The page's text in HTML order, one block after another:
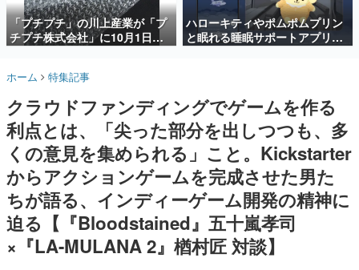
新世代に訊く
これからのデジタルゲーム市場を担う若きクリエイター達
の姿を追い、彼らのルーツと情熱を探っていきます。
日本のコンテンツ産業やカルチャーに与えた影響を探る企
画です。
日本モバイルゲーム産業史
日本のモバイルゲーム史における主要なトピック・タイト
ルを網羅するほか、開発者へのインタビューや識者による
解説を掲載。約20年の歴史が一望できる決定版！
若ゲのいたり〜ゲームクリエイターの青春〜
『うつヌケ』『ペンと箸』等で知られるマンガ家・田中圭
一先生によるゲーム業界レポートマンガです。
「プチプチ」の川上産業が「プ
チプチ株式会社」に10月1日よ
り社名変更へ。創業58年で初め
なじみの緩衝材が会社の名前に
ハローキティやポムポムプリン
と眠れる睡眠サポートアプリ
『ゆめたび』が配信中。キャラ
ホーム 特集記事
クラウドファンディングでゲームを作る
利点とは、「尖った部分を出しつつも、多
くの意見を集められる」こと。Kickstarter
からアクションゲームを完成させた男た
ちが語る、インディーゲーム開発の精神に
迫る【『Bloodstained』五十嵐孝司
×『LA-MULANA 2』楢村匠 対談】